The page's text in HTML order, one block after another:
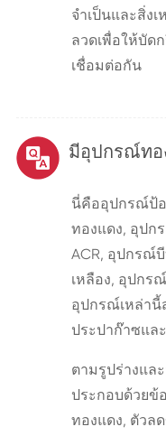
จำเป็นและสิ่ง
ลวดเพื่อให้บัด
เชื่อมต่อกัน
มีอุปกรณ์ทอ
นี่คืออุปกรณ์ป้
ทองแดง, อุปก
ACR, อุปกรณ์
เหลือง, อุปกร
อุปกรณ์เหล่านี้
ประปาก๊าซแล
ตามรูปร่างแล
ประกอบด้วยข้
ทองแดง, ตัวล